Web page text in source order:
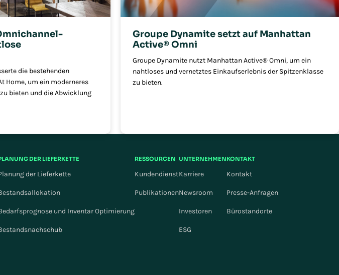
die bestehenden
Home, um ein moderneres
bieten und die Abwicklung
Groupe Dynamite setzt auf Manhattan
Active® Omni
Groupe Dynamite nutzt Manhattan Active® Omni, um ein
nahtloses und vernetztes Einkaufserlebnis der Spitzenklasse
zu bieten.
DER LIEFERKETTE
der Lieferkette
und Inventar Optimierung
RESSOURCEN
Kundendienst
Publikationen
UNTERNEHMEN
Karriere
Newsroom
Investoren
ESG
KONTAKT
Kontakt
Presse-Anfragen
Bürostandorte